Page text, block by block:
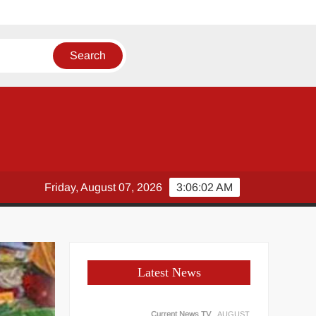
3:06:03 AM
Friday, August 07, 2026
Latest News
Current News TV
AUGUST